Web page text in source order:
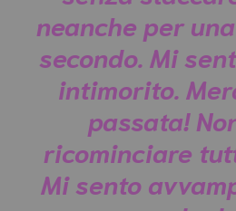
neanche per
secondo. Mi
intimorito.
passata!
ricominciare
Mi sento